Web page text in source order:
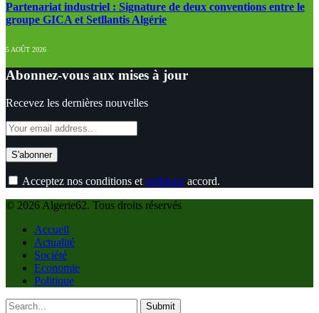
Partenariat industriel : Signature de deux conventions entre le
groupe GICA et Setllantis Algérie
5 AOÛT 2026
Abonnez-vous aux mises à jour
Recevez les dernières nouvelles
Acceptez nos conditions et politique accord.
© 2026 Algerie62. Tous droits réservés
Accueil
Actualité
Société
Economie
Politique
Submit